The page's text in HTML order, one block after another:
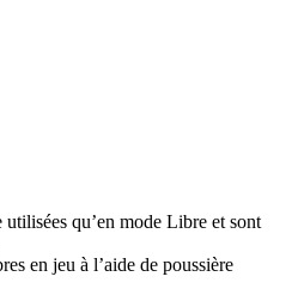
qu’en mode Libre et sont
en jeu à l’aide de poussière